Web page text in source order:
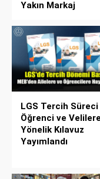
Yakın Markaj
LGS Tercih Süreci
Öğrenci ve Velilere
Yönelik Kılavuz
Yayımlandı